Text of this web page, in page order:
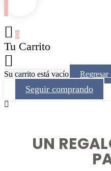
0
Tu Carrito
Su carrito está vacío Regresar
Seguir comprando
UN